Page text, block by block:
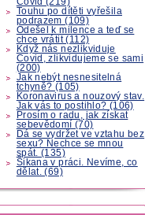
Touhu po dítěti vyřešila
podrazem (109)
Odešel k milence a teď se
chce vrátit (112)
Když nás nezlikviduje
Covid, zlikvidujeme se sami
(200)
Jak nebýt nesnesitelná
tchyně? (105)
Koronavirus a nouzový stav.
Jak vás to postihlo? (106)
Prosím o radu, jak získat
sebevědomí (70)
Dá se vydržet ve vztahu bez
sexu? Nechce se mnou
spát. (135)
Šikana v práci. Nevíme, co
dělat. (69)